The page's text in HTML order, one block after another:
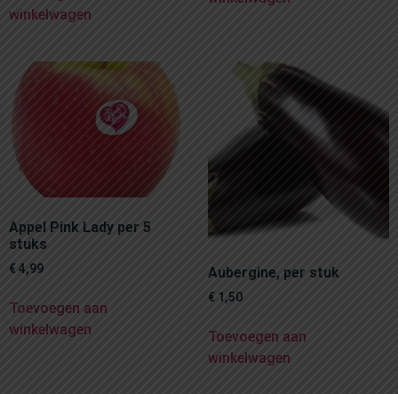
winkelwagen
Appel Pink Lady per 5
stuks
€ 4,99
Toevoegen aan
winkelwagen
Aubergine, per stuk
€ 1,50
Toevoegen aan
winkelwagen